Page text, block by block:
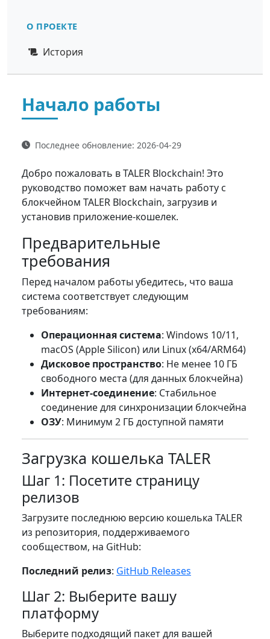
О ПРОЕКТЕ
История
Начало работы
Последнее обновление: 2026-04-29
Добро пожаловать в TALER Blockchain! Это
руководство поможет вам начать работу с
блокчейном TALER Blockchain, загрузив и
установив приложение-кошелек.
Предварительные
требования
Перед началом работы убедитесь, что ваша
система соответствует следующим
требованиям:
Операционная система: Windows 10/11,
macOS (Apple Silicon) или Linux (x64/ARM64)
Дисковое пространство: Не менее 10 ГБ
свободного места (для данных блокчейна)
Интернет-соединение: Стабильное
соединение для синхронизации блокчейна
ОЗУ: Минимум 2 ГБ доступной памяти
Загрузка кошелька TALER
Шаг 1: Посетите страницу
релизов
Загрузите последнюю версию кошелька TALER
из репозитория, поддерживаемого
сообществом, на GitHub:
Последний релиз: GitHub Releases
Шаг 2: Выберите вашу
платформу
Выберите подходящий пакет для вашей